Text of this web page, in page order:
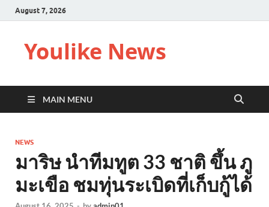
August 7, 2026
Youlike News
MAIN MENU
NEWS
มาริษ นำทีมทูต 33 ชาติ ขึ้น ภู
มะเขือ ชมทุ่นระเบิดที่เก็บกู้ได้